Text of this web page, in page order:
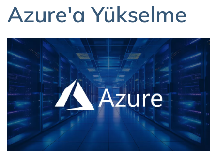
Azure'a Yükselme